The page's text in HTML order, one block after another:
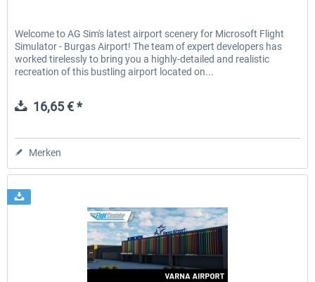
Welcome to AG Sim's latest airport scenery for Microsoft Flight
Simulator - Burgas Airport! The team of expert developers has
worked tirelessly to bring you a highly-detailed and realistic
recreation of this bustling airport located on...
16,65 € *
Merken